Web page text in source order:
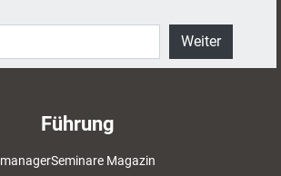
Weiter
Führung
managerSeminare Magazin